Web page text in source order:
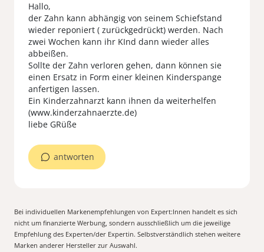
Hallo,
der Zahn kann abhängig von seinem Schiefstand
wieder reponiert ( zurückgedrückt) werden. Nach
zwei Wochen kann ihr KInd dann wieder alles
abbeißen.
Sollte der Zahn verloren gehen, dann können sie
einen Ersatz in Form einer kleinen Kinderspange
anfertigen lassen.
Ein Kinderzahnarzt kann ihnen da weiterhelfen
(www.kinderzahnaerzte.de)
antworten
Bei individuellen Markenempfehlungen von Expert:Innen handelt es sich
nicht um finanzierte Werbung, sondern ausschließlich um die jeweilige
Empfehlung des Experten/der Expertin. Selbstverständlich stehen weitere
Marken anderer Hersteller zur Auswahl.